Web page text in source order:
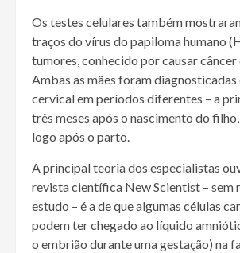
Os testes celulares também
traços do vírus do papiloma humano
tumores, conhecido por causar
Ambas as mães foram
cervical em períodos diferentes – a
três meses após o nascimento do
logo após o parto.
A principal teoria dos especialistas
revista científica New Scientist – sem
estudo – é a de que algumas células
podem ter chegado ao líquido
o embrião durante uma gestação) na